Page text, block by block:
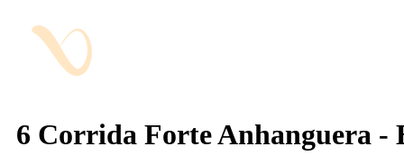
6 Corrida Forte Anhanguera -